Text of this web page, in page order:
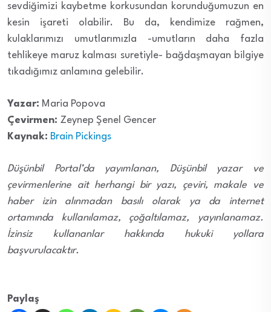
sevdiğimizi kaybetme korkusundan korunduğumuzun en
kesin işareti olabilir. Bu da, kendimize rağmen,
kulaklarımızı umutlarımızla -umutların daha fazla
tehlikeye maruz kalması suretiyle- bağdaşmayan bilgiye
tıkadığımız anlamına gelebilir.
Yazar: Maria Popova
Çevirmen: Zeynep Şenel Gencer
Kaynak: Brain Pickings
Düşünbil Portal’da yayımlanan, Düşünbil yazar ve
çevirmenlerine ait herhangi bir yazı, çeviri, makale ve
haber izin alınmadan basılı olarak ya da internet
ortamında kullanılamaz, çoğaltılamaz, yayınlanamaz.
İzinsiz kullananlar hakkında hukuki yollara
başvurulacaktır.
Paylaş